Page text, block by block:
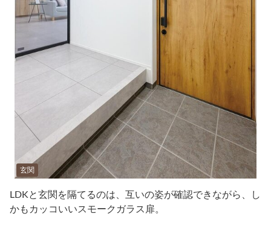
玄関
LDKと玄関を隔てるのは、互いの姿が確認できながら、し
かもカッコいいスモークガラス扉。